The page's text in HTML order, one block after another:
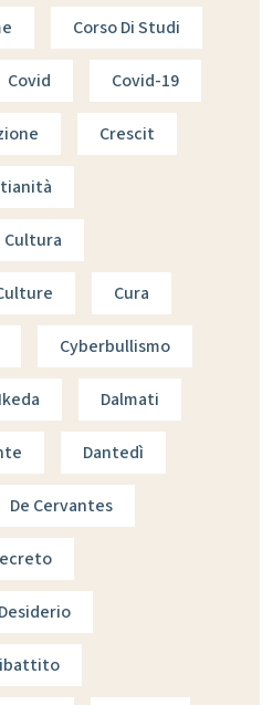
Corso Di Studi
Covid Covid-19
Crescit
Cultura
Cura
Cyberbullismo
Dalmati
Dantedì
De Cervantes
Desiderio